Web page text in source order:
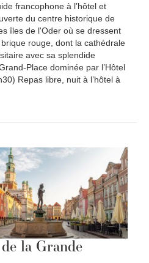
francophone à l’hôtel et
du centre historique de
îles de l'Oder où se dressent
rouge, dont la cathédrale
avec sa splendide
Place dominée par l’Hôtel
Repas libre, nuit à l’hôtel à
la Grande